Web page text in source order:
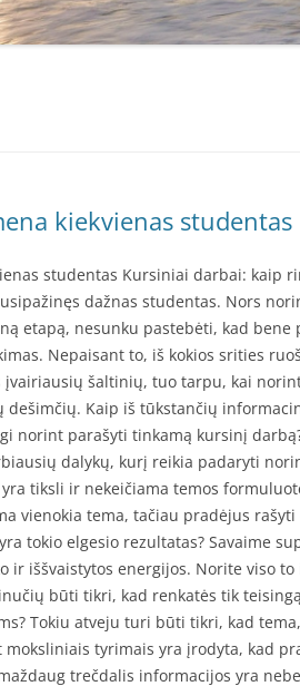
kiekvienas studentas
studentas Kursiniai darbai: kaip
dažnas studentas. Nors
etapą, nesunku pastebėti, kad bene
Nepaisant to, iš kokios srities
šaltinių, tuo tarpu, kai
dešimčių. Kaip iš tūkstančių
norint parašyti tinkamą kursinį
dalykų, kurį reikia padaryti
yra tiksli ir nekeičiama temos
vienokia tema, tačiau pradėjus
tokio elgesio rezultatas? Savaime
ir iššvaistytos energijos. Norite viso
būti tikri, kad renkatės tik
Tokiu atveju turi būti tikri, kad
tyrimais yra įrodyta, kad
trečdalis informacijos yra